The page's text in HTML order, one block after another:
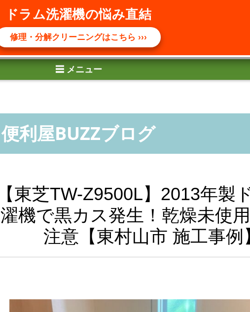
☰ メニュー
ドラム洗濯機の悩み直結
修理・分解クリーニングはこちら ›››
【東芝TW-Z9500L】2013年製
濯機で黒カス発生！乾燥未使
注意【東村山市 施工事例